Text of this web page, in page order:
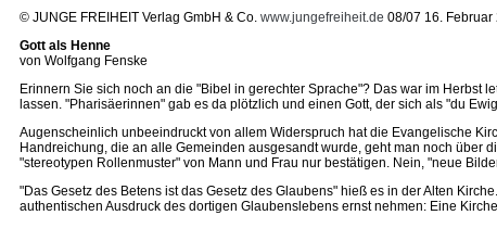
© JUNGE FREIHEIT Verlag GmbH & Co. www.jungefreiheit.de 08/07 16. Februar
Gott als Henne
von Wolfgang Fenske
Erinnern Sie sich noch an die "Bibel in gerechter Sprache"? Das war im Herbst
lassen. "Pharisäerinnen" gab es da plötzlich und einen Gott, der sich als "du
Augenscheinlich unbeeindruckt von allem Widerspruch hat die Evangelische
Handreichung, die an alle Gemeinden ausgesandt wurde, geht man noch über
"stereotypen Rollenmuster" von Mann und Frau nur bestätigen. Nein, "neue
"Das Gesetz des Betens ist das Gesetz des Glaubens" hieß es in der Alten
authentischen Ausdruck des dortigen Glaubenslebens ernst nehmen: Eine